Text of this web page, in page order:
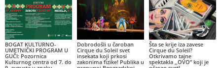
BOGAT KULTURNO-
UMETNIČKI PROGRAM U
GUČI: Pozornica
Kulturnog centra od 7. do
Dobrodošli u čaroban
Cirque du Soleil svet
insekata koji prkosi
zakonima fizike! Publika u
Šta se krije iza zavese
Cirque du Soleil?
Otkrivamo tajne
spektakla ,,OVO” koji je